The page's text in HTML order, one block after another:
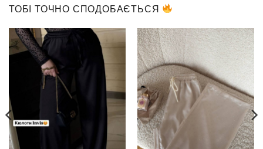
ТОБІ ТОЧНО СПОДОБАЄТЬСЯ